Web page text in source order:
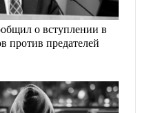
о вступлении в
против предателей